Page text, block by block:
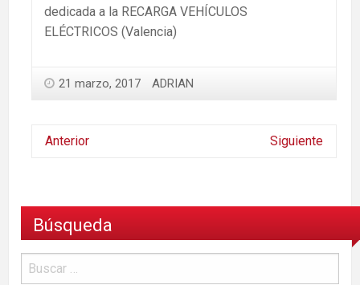
dedicada a la RECARGA VEHÍCULOS
ELÉCTRICOS (Valencia)
21 marzo, 2017 ADRIAN
Anterior Siguiente
Búsqueda